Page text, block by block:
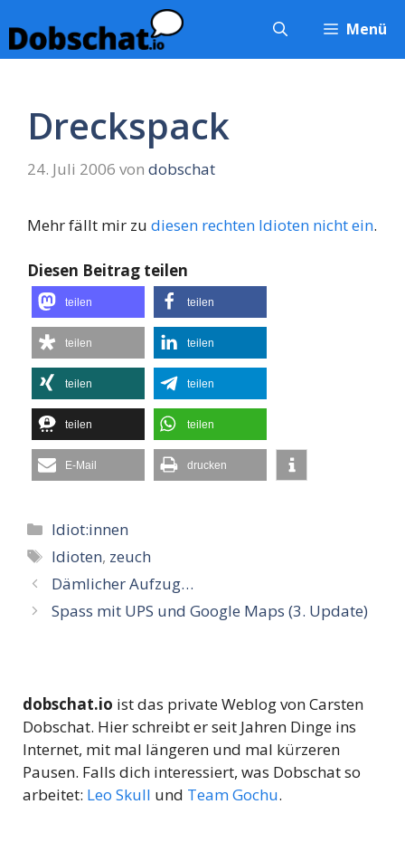
Inhalt
springen
Menü
Dreckspack
24. Juli 2006 von dobschat
Mehr fällt mir zu diesen rechten Idioten nicht ein.
Diesen Beitrag teilen
teilen teilen
teilen teilen
teilen teilen
teilen teilen
E-Mail drucken
Kategorien
Idiot:innen
Schlagwörter
Idioten, zeuch
Dämlicher Aufzug…
Spass mit UPS und Google Maps (3. Update)
dobschat.io ist das private Weblog von Carsten
Dobschat. Hier schreibt er seit Jahren Dinge ins
Internet, mit mal längeren und mal kürzeren
Pausen. Falls dich interessiert, was Dobschat so
arbeitet: Leo Skull und Team Gochu.